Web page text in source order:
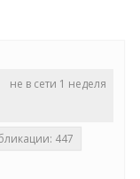
не в сети 1 неделя
447